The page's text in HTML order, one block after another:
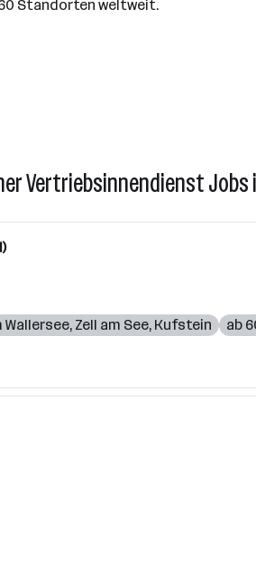
Standorten weltweit.
Vertriebsinnendienst Jobs
Wallersee, Zell am See, Kufstein ab